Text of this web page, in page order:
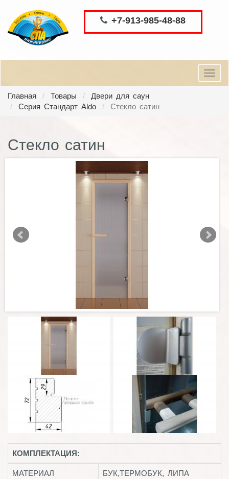
+7-913-985-48-88
Главная
Товары
Двери для саун
Серия Стандарт Aldo
Стекло сатин
Стекло сатин
КОМПЛЕКТАЦИЯ:
МАТЕРИАЛ
БУК,ТЕРМОБУК, ЛИПА